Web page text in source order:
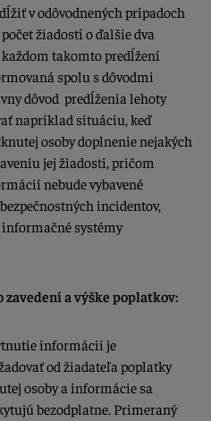
v odôvodnených prípadoch
žiadostí o ďalšie dva
každom takomto predĺžení
spolu s dôvodmi
dôvod predĺženia lehoty
napríklad situáciu, keď
osoby doplnenie nejakých
jej žiadosti, pričom
nebude vybavené
incidentov,
systémy
a výške poplatkov:
informácií je
od žiadateľa poplatky
osoby a informácie sa
bezodplatne. Primeraný